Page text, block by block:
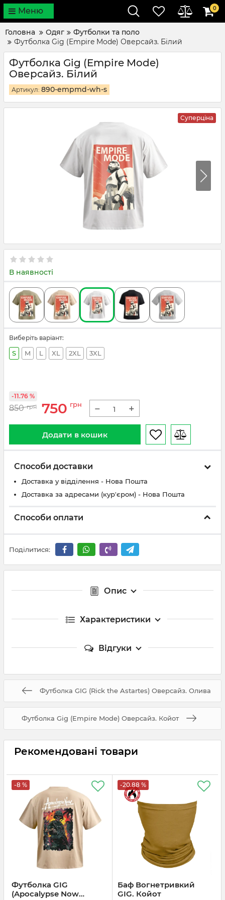
Меню 0
Головна Одяг
Футболки та поло
Футболка Gig (Empire Mode) Оверсайз. Білий
Футболка Gig (Empire Mode)
Оверсайз. Білий
Артикул: 890-empmd-wh-s
Суперціна
В наявності
Виберіть варіант:
S M L XL 2XL 3XL
850 грн 750 грн
-11.76 %
− +
Додати в кошик
Способи доставки
Доставка у відділення - Нова Пошта
Доставка за адресами (кур'єром) - Нова Пошта
Способи оплати
Поділитися:
Опис
Характеристики
Відгуки
Футболка GIG (Rick the Astartes) Оверсайз. Олива
Футболка Gig (Empire Mode) Оверсайз. Койот
Рекомендовані товари
-8 %
Футболка GIG
(Apocalypse Now
-20.88 %
Баф Вогнетривкий
GIG. Койот